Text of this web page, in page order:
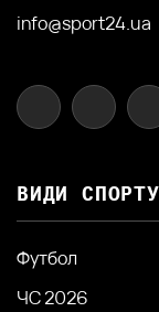
info@sport24.ua
ВИДИ СПОРТУ
Футбол
ЧС 2026